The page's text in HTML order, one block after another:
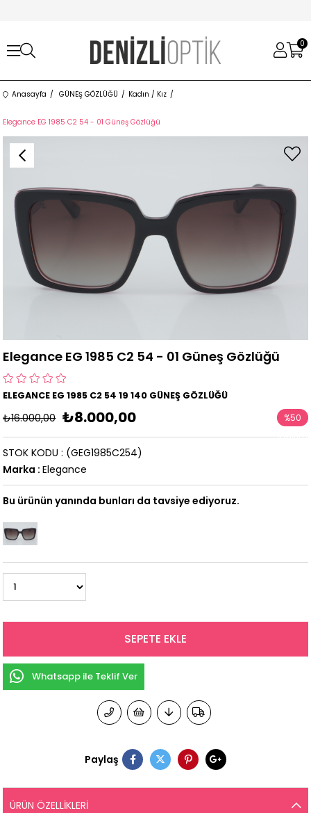
0
Anasayfa GÜNEŞ GÖZLÜĞÜ Kadın / Kız
Elegance EG 1985 C2 54 - 01 Güneş Gözlüğü
Elegance EG 1985 C2 54 - 01 Güneş Gözlüğü
ELEGANCE EG 1985 C2 54 19 140 GÜNEŞ GÖZLÜĞÜ
₺16.000,00 ₺8.000,00 %50
İndirim
(GEG1985C254)
STOK KODU
Marka : Elegance
Bu ürünün yanında bunları da tavsiye ediyoruz.
Whatsapp ile Teklif Ver
Paylaş
ÜRÜN ÖZELLIKLERI